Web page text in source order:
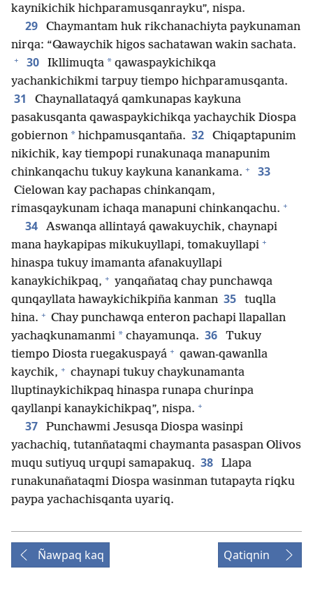
kaynikichik hichparamusqanrayku”, nispa.
29
Chaymantam huk rikchanachiyta paykunaman
nirqa: “Qawaychik higos sachatawan wakin sachata.
+ 30 Ikllimuqta * qawaspaykichikqa
yachankichikmi tarpuy tiempo hichparamusqanta.
31
Chaynallataqyá qamkunapas kaykuna
pasakusqanta qawaspaykichikqa yachaychik Diospa
gobiernon * hichpamusqantaña. 32
Chiqaptapunim
nikichik, kay tiempopi runakunaqa manapunim
chinkanqachu tukuy kaykuna kanankama. + 33
Cielowan kay pachapas chinkanqam,
rimasqaykunam ichaqa manapuni chinkanqachu. +
34
Aswanqa allintayá qawakuychik, chaynapi
mana haykapipas mikukuyllapi, tomakuyllapi +
hinaspa tukuy imamanta afanakuyllapi
kanaykichikpaq, + yanqañataq chay punchawqa
qunqayllata hawaykichikpiña kanman 35
tuqlla
hina. + Chay punchawqa enteron pachapi llapallan
yachaqkunamanmi * chayamunqa. 36
Tukuy
tiempo Diosta ruegakuspayá + qawan-qawanlla
kaychik, + chaynapi tukuy chaykunamanta
lluptinaykichikpaq hinaspa runapa churinpa
qayllanpi kanaykichikpaq”, nispa. +
37
Punchawmi Jesusqa Diospa wasinpi
yachachiq, tutanñataqmi chaymanta pasaspan Olivos
muqu sutiyuq urqupi samapakuq. 38
Llapa
runakunañataqmi Diospa wasinman tutapayta riqku
paypa yachachisqanta uyariq.
Ñawpaq kaq Qatiqnin